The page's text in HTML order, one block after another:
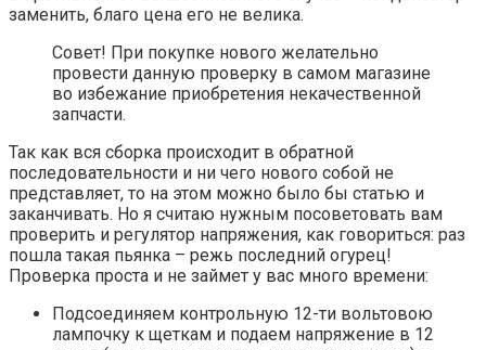
заменить, благо цена его не велика.
Совет! При покупке нового желательно
провести данную проверку в самом магазине
во избежание приобретения некачественной
запчасти.
Так как вся сборка происходит в обратной
последовательности и ни чего нового собой не
представляет, то на этом можно было бы статью и
заканчивать. Но я считаю нужным посоветовать вам
проверить и регулятор напряжения, как говориться: раз
пошла такая пьянка – режь последний огурец!
Проверка проста и не займет у вас много времени:
Подсоединяем контрольную 12-ти вольтовою
лампочку к щеткам и подаем напряжение в 12